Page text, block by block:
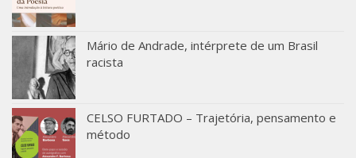
Wikimedia e Wikidata
LABIEB
Sobre o LABIEB
Convenios
Eventos
Núcleos de Atividades
Mário de Andrade, intérprete de um Brasil
racista
CELSO FURTADO – Trajetória, pensamento e
método